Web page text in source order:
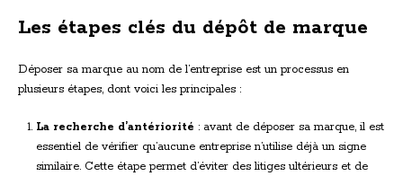
Les étapes clés du dépôt de marque
Déposer sa marque au nom de l’entreprise est un processus en
plusieurs étapes, dont voici les principales :
La recherche d’antériorité : avant de déposer sa marque, il est
essentiel de vérifier qu’aucune entreprise n’utilise déjà un signe
similaire. Cette étape permet d’éviter des litiges ultérieurs et de